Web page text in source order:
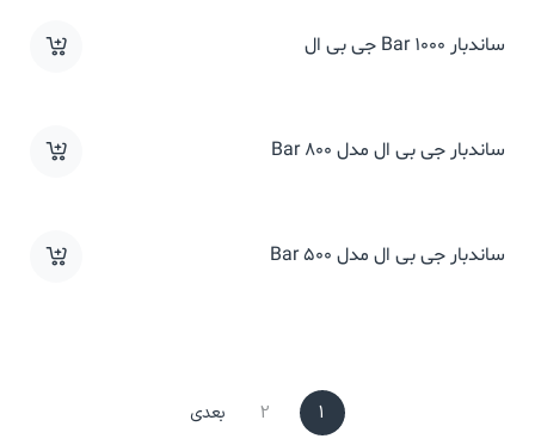
ساندبار Bar 1000 جی بی ال
ساندبار جی بی ال مدل Bar 800
ساندبار جی بی ال مدل Bar 500
1
2 بعدی